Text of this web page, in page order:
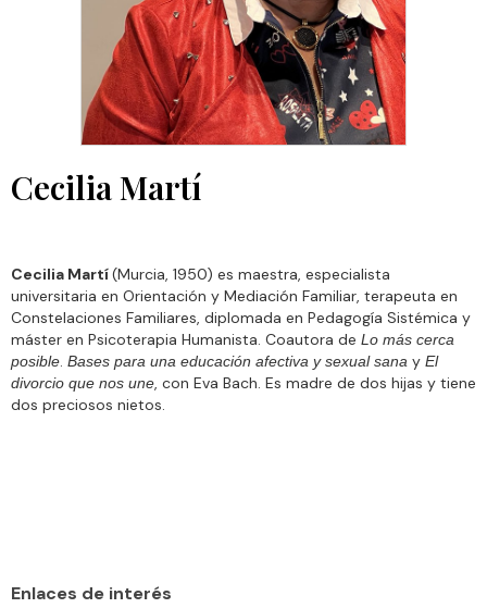
Cecilia Martí
Cecilia Martí(Murcia, 1950) es maestra, especialista
universitaria en Orientación y Mediación Familiar, terapeuta en
Constelaciones Familiares, diplomada en Pedagogía Sistémica y
máster en Psicoterapia Humanista. Coautora de Lo más cerca
posible. Bases para una educación afectiva y sexual sana y El
divorcio que nos une, con Eva Bach. Es madre de dos hijas y tiene
dos preciosos nietos.
Enlaces de interés